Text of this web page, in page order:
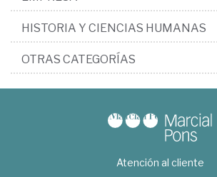
HISTORIA Y CIENCIAS HUMANAS
OTRAS CATEGORÍAS
Atención al cliente